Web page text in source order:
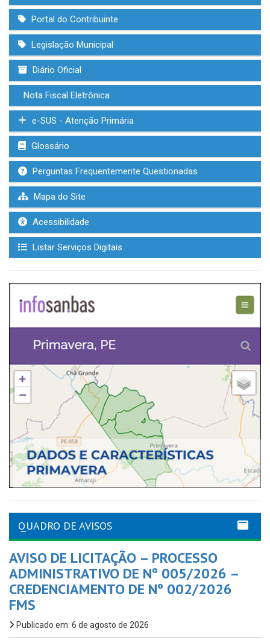
Portal do Contribuinte
Legislação Municipal
Diário Oficial
Nota Fiscal Eletrônica
e-SUS - Atenção Primária
Glossário
Perguntas Frequentemente Questionadas
Mapa do Site
Acessibilidade
Listar Serviços Digitais
QUADRO DE AVISOS
AVISO DE LICITAÇÃO – PROCESSO
ADMINISTRATIVO DE Nº 005/2026 –
CREDENCIAMENTO DE Nº 002/2026
FMS
Publicado em: 6 de agosto de 2026